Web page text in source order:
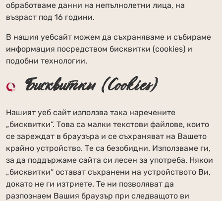
обработваме данни на непълнолетни лица, на
възраст под 16 години.
В нашия уебсайт можем да съхраняваме и събираме
информация посредством бисквитки (cookies) и
подобни технологии.
Бисквитки (Cookies)
Нашият уеб сайт използва така наречените
„бисквитки“. Това са малки текстови файлове, които
се зареждат в браузъра и се съхраняват на Вашето
крайно устройство. Те са безобидни. Използваме ги,
за да поддържаме сайта си лесен за употреба. Някои
„бисквитки“ остават съхранени на устройството Ви,
докато не ги изтриете. Те ни позволяват да
разпознаем Вашия браузър при следващото ви